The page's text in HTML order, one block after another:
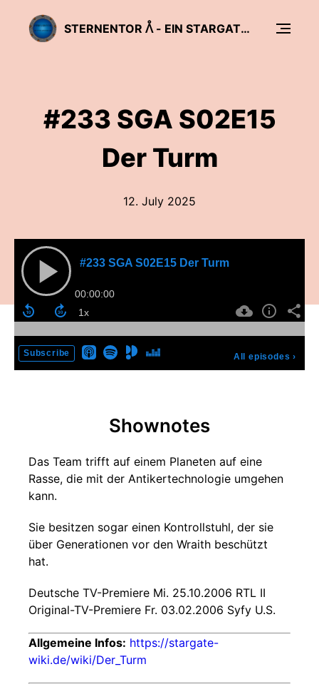
STERNENTOR ᐰ - EIN STARGATE PODCAST
#233 SGA S02E15
Der Turm
12. July 2025
#233 SGA S02E15 Der Turm
00:00:00
Subscribe All episodes ›
Shownotes
Das Team trifft auf einem Planeten auf eine
Rasse, die mit der Antikertechnologie umgehen
kann.
Sie besitzen sogar einen Kontrollstuhl, der sie
über Generationen vor den Wraith beschützt
hat.
Deutsche TV-Premiere Mi. 25.10.2006 RTL II
Original-TV-Premiere Fr. 03.02.2006 Syfy U.S.
Allgemeine Infos: https://stargate-
wiki.de/wiki/Der_Turm